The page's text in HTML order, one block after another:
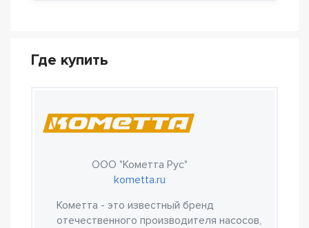
Где купить
ООО "Кометта Рус"
kometta.ru
Кометта - это известный бренд
отечественного производителя насосов,